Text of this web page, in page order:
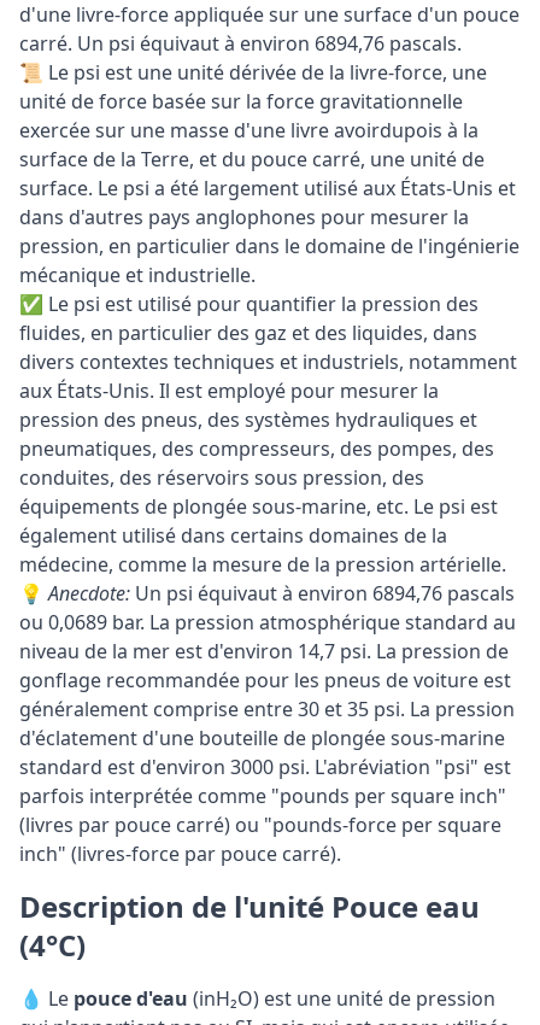
d'une livre-force appliquée sur une surface d'un pouce
carré. Un psi équivaut à environ 6894,76 pascals.
📜 Le psi est une unité dérivée de la livre-force, une
unité de force basée sur la force gravitationnelle
exercée sur une masse d'une livre avoirdupois à la
surface de la Terre, et du pouce carré, une unité de
surface. Le psi a été largement utilisé aux États-Unis et
dans d'autres pays anglophones pour mesurer la
pression, en particulier dans le domaine de l'ingénierie
mécanique et industrielle.
✅ Le psi est utilisé pour quantifier la pression des
fluides, en particulier des gaz et des liquides, dans
divers contextes techniques et industriels, notamment
aux États-Unis. Il est employé pour mesurer la
pression des pneus, des systèmes hydrauliques et
pneumatiques, des compresseurs, des pompes, des
conduites, des réservoirs sous pression, des
équipements de plongée sous-marine, etc. Le psi est
également utilisé dans certains domaines de la
médecine, comme la mesure de la pression artérielle.
💡Anecdote: Un psi équivaut à environ 6894,76 pascals
ou 0,0689 bar. La pression atmosphérique standard au
niveau de la mer est d'environ 14,7 psi. La pression de
gonflage recommandée pour les pneus de voiture est
généralement comprise entre 30 et 35 psi. La pression
d'éclatement d'une bouteille de plongée sous-marine
standard est d'environ 3000 psi. L'abréviation "psi" est
parfois interprétée comme "pounds per square inch"
(livres par pouce carré) ou "pounds-force per square
inch" (livres-force par pouce carré).
Description de l'unité Pouce eau
(4°C)
💧 Le pouce d'eau (inH₂O) est une unité de pression